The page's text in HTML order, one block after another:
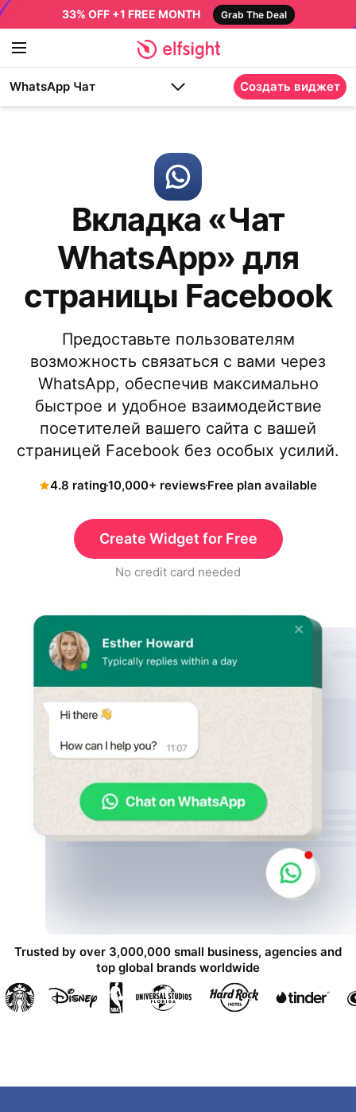
33% OFF +1 FREE MONTH Grab The Deal
WhatsApp Чат Создать виджет
Вкладка «Чат
WhatsApp» для
страницы Facebook
Предоставьте пользователям
возможность связаться с вами через
WhatsApp, обеспечив максимально
быстрое и удобное взаимодействие
посетителей вашего сайта с вашей
страницей Facebook без особых усилий.
4.8 rating10,000+ reviewsFree plan available
Create Widget for Free
No credit card needed
Trusted by over 3,000,000 small business, agencies and
top global brands worldwide